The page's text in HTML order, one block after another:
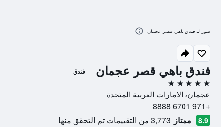
فندق باهي قصر عجمان فندق
5 نجوم
عجمان، الامارات العربية المتحدة
+971 6701 8888
8.9 ممتاز 3,773 من التقييمات تم التحقق منها
صور لـ فندق باهي قصر عجمان